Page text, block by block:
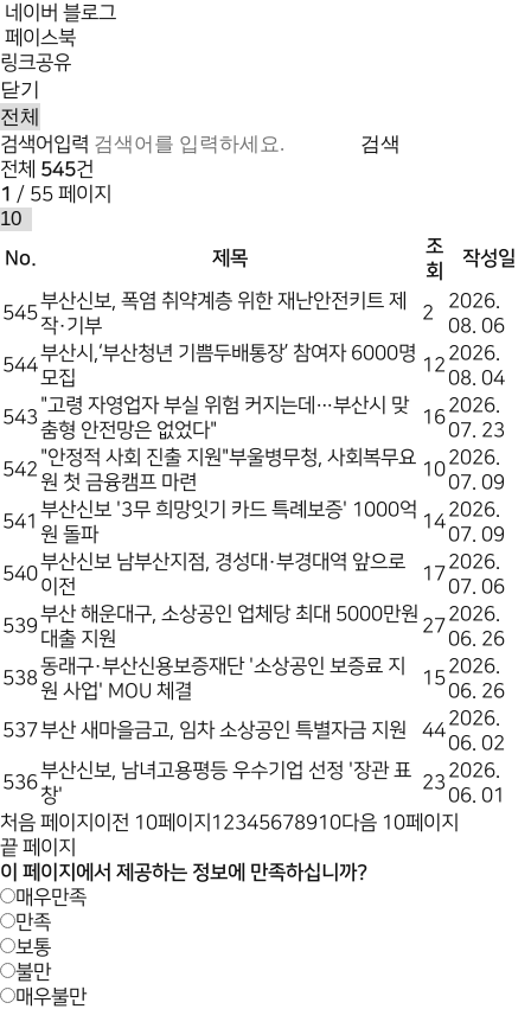
네이버 블로그
페이스북
링크공유
닫기
검색어입력 검색
전체 545건
1 / 55 페이지
No. 제목
조
회
작성일
545
부산신보, 폭염 취약계층 위한 재난안전키트 제
작·기부
2
2026.
08. 06
544
부산시,‘부산청년 기쁨두배통장’ 참여자 6000명
모집
12
2026.
08. 04
543
"고령 자영업자 부실 위험 커지는데…부산시 맞
춤형 안전망은 없었다"
16
2026.
07. 23
542
"안정적 사회 진출 지원"부울병무청, 사회복무요
원 첫 금융캠프 마련
10
2026.
07. 09
541
부산신보 '3무 희망잇기 카드 특례보증' 1000억
원 돌파
14
2026.
07. 09
540
부산신보 남부산지점, 경성대·부경대역 앞으로
이전
17
2026.
07. 06
539
부산 해운대구, 소상공인 업체당 최대 5000만원
대출 지원
27
2026.
06. 26
538
동래구·부산신용보증재단 '소상공인 보증료 지
원 사업' MOU 체결
15
2026.
06. 26
537부산 새마을금고, 임차 소상공인 특별자금 지원 44
2026.
06. 02
536
부산신보, 남녀고용평등 우수기업 선정 '장관 표
창'
23
2026.
06. 01
처음 페이지 이전 10페이지 1 2345678910다음 10페이지
끝 페이지
이 페이지에서 제공하는 정보에 만족하십니까?
매우만족
만족
보통
불만
매우불만